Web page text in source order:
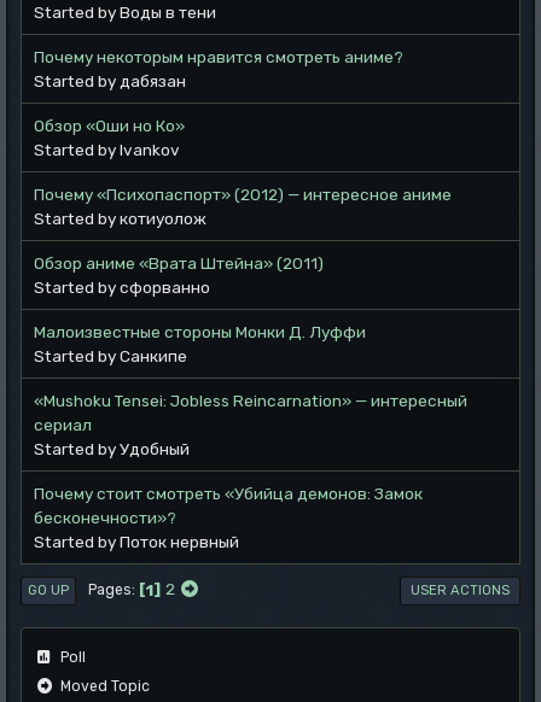
Started by Воды в тени
Почему некоторым нравится смотреть аниме?
Started by дабязан
Обзор «Оши но Ко»
Started by Ivankov
Почему «Психопаспорт» (2012) — интересное аниме
Started by котиуолож
Обзор аниме «Врата Штейна» (2011)
Started by сфорванно
Малоизвестные стороны Монки Д. Луффи
Started by Санкипе
«Mushoku Tensei: Jobless Reincarnation» — интересный
сериал
Started by Удобный
Почему стоит смотреть «Убийца демонов: Замок
бесконечности»?
Started by Поток нервный
GO UP Pages 1 2 USER ACTIONS
Poll
Moved Topic